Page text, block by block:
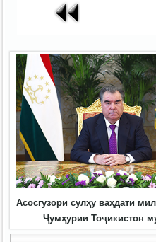
Асосгузори сулҳу ваҳдати
Ҷумҳурии Тоҷикистон